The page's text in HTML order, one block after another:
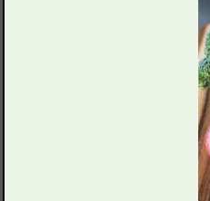
Antioxidanten zijn
Luteïne ondersteunt
Pycnogenol
bloedvaten, en
voor schildklier en